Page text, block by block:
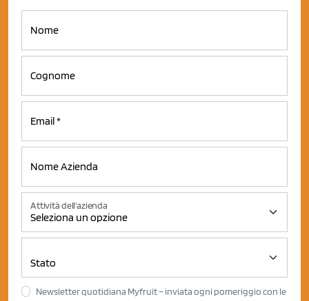
Attività dell'azienda
Newsletter quotidiana Myfruit – inviata ogni pomeriggio con le